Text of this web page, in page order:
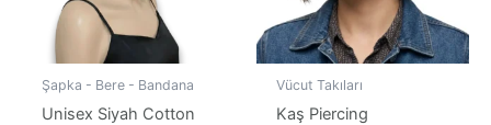
Şapka - Bere - Bandana
Unisex Siyah Cotton
Vücut Takıları
Kaş Piercing